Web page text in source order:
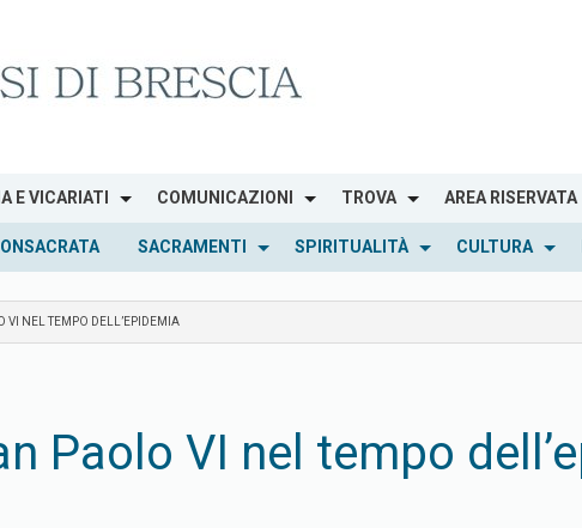
E VICARIATI COMUNICAZIONI TROVA AREA RISERVATA
SACRAMENTI SPIRITUALITÀ CULTURA
VI NEL TEMPO DELL’EPIDEMIA
Paolo VI nel tempo